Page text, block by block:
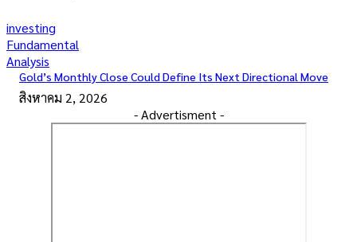
investing
Fundamental
Analysis
Gold’s Monthly Close Could Define Its Next Directional Move
สิงหาคม 2, 2026
- Advertisment -